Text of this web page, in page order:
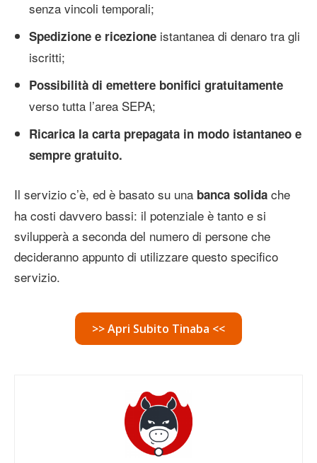
senza vincoli temporali;
Spedizione e ricezione istantanea di denaro tra gli
iscritti;
Possibilità di emettere bonifici gratuitamente
verso tutta l’area SEPA;
Ricarica la carta prepagata in modo istantaneo e
sempre gratuito.
Il servizio c’è, ed è basato su una banca solida che
ha costi davvero bassi: il potenziale è tanto e si
svilupperà a seconda del numero di persone che
decideranno appunto di utilizzare questo specifico
servizio.
>> Apri Subito Tinaba <<